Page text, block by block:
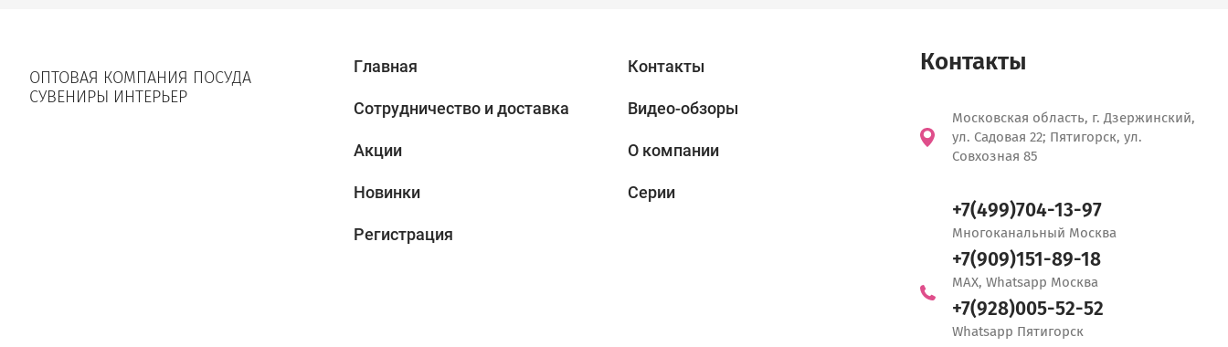
ОПТОВАЯ КОМПАНИЯ ПОСУДА
СУВЕНИРЫ ИНТЕРЬЕР
Главная
Сотрудничество и доставка
Акции
Новинки
Регистрация
Контакты
Видео-обзоры
О компании
Серии
Контакты
Московская область, г. Дзержинский,
ул. Садовая 22; Пятигорск, ул.
Совхозная 85
+7(499)704-13-97
Многоканальный Москва
+7(909)151-89-18
MAX, Whatsapp Москва
+7(928)005-52-52
Whatsapp Пятигорск